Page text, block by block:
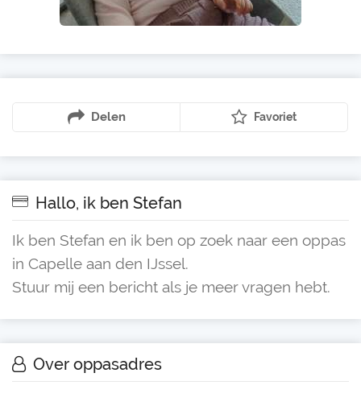
Delen Favoriet
Hallo, ik ben Stefan
Ik ben Stefan en ik ben op zoek naar een oppas
in Capelle aan den IJssel.
Stuur mij een bericht als je meer vragen hebt.
Over oppasadres